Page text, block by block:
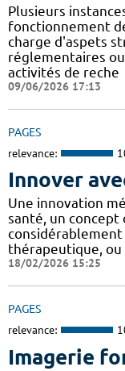
Plusieurs
fonctionnement
charge d'aspets
réglementaires
activités de reche
09/06/2026 17:13
PAGES
relevance:
Innover
Une innovation
santé, un concept
thérapeutique, ou
18/02/2026 15:25
PAGES
relevance:
Imagerie